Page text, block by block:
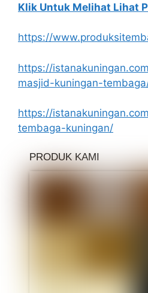
Klik Untuk Melihat Lihat
https://
https://
masjid-kuningan-
https://
tembaga-kuningan/
PRODUK KAMI